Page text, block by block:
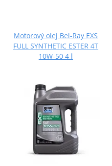
Motorový olej Bel-Ray EXS
FULL SYNTHETIC ESTER 4T
10W-50 4 l